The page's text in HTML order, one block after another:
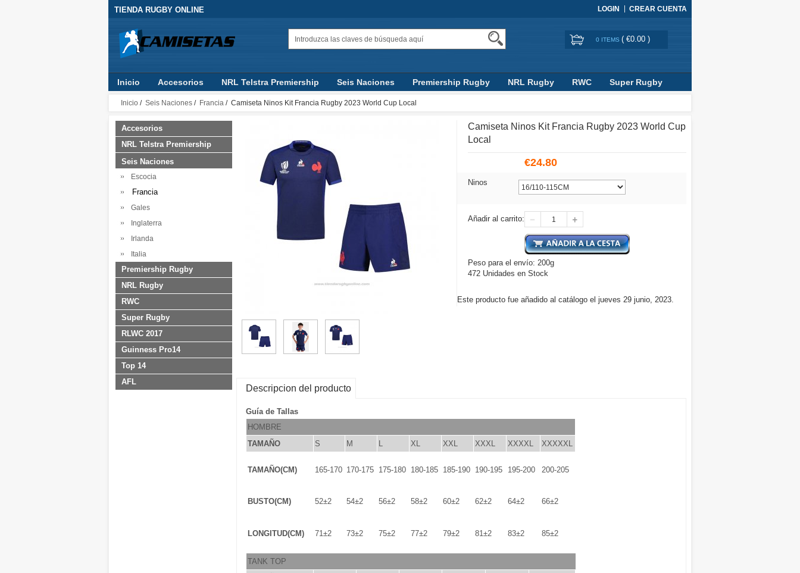
TIENDA RUGBY ONLINE LOGIN CREAR CUENTA
0 ITEMS ( €0.00 )
Inicio Accesorios NRL Telstra Premiership Seis Naciones Premiership Rugby NRL Rugby RWC
Super Rugby
RLWC 2017
Guinness Pro14 Top 14 AFL
Inicio / Seis Naciones / Francia / Camiseta Ninos Kit Francia Rugby 2023 World Cup Local
Accesorios
NRL Telstra Premiership
Seis Naciones
Escocia
Francia
Gales
Inglaterra
Irlanda
Italia
Premiership Rugby
NRL Rugby
RWC
Super Rugby
RLWC 2017
Guinness Pro14
Top 14
AFL
Camiseta Ninos Kit Francia Rugby 2023 World Cup
Local
€24.80
Ninos
Añadir al carrito:
Peso para el envío: 200g
472 Unidades en Stock
Este producto fue añadido al catálogo el jueves 29 junio, 2023.
Descripcion del producto
Guía de Tallas
HOMBRE
TAMAÑO
S M L XL XXL XXXL XXXXL XXXXXL
TAMAÑO(CM) 165-170 170-175 175-180 180-185 185-190 190-195 195-200 200-205
BUSTO(CM) 52±2 54±2 56±2 58±2 60±2 62±2 64±2 66±2
LONGITUD(CM) 71±2 73±2 75±2 77±2 79±2 81±2 83±2 85±2
TANK TOP